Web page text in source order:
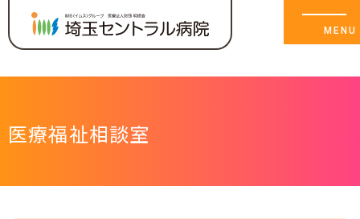
メッセージ
医療福祉相談室